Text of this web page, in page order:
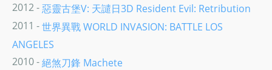
2012 -惡靈古堡V: 天譴日3D Resident Evil: Retribution
2011 -世界異戰 WORLD INVASION: BATTLE LOS
ANGELES
2010 -絕煞刀鋒 Machete